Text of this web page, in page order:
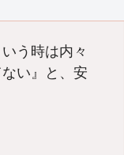
う時は内々
い』と、安